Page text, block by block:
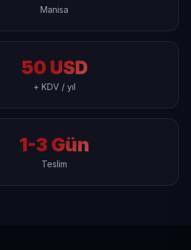
Manisa
50 USD
+ KDV / yıl
1-3 Gün
Teslim